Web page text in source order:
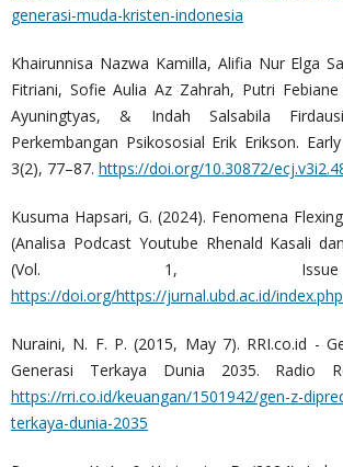
generasi-muda-kristen-indonesia
Khairunnisa Nazwa Kamilla, Alifia Nur Elga
Fitriani, Sofie Aulia Az Zahrah, Putri
Ayuningtyas, & Indah Salsabila
Perkembangan Psikososial Erik Erikson.
3(2), 77–87. https://doi.org/10.30872/
Kusuma Hapsari, G. (2024). Fenomena
(Analisa Podcast Youtube Rhenald Kasali
(Vol. 1,
https://doi.org/https://jurnal.ubd.ac.id/
Nuraini, N. F. P. (2015, May 7). RRI.co.id -
Generasi Terkaya Dunia 2035. Radio
https://rri.co.id/keuangan/1501942/gen-z-
terkaya-dunia-2035